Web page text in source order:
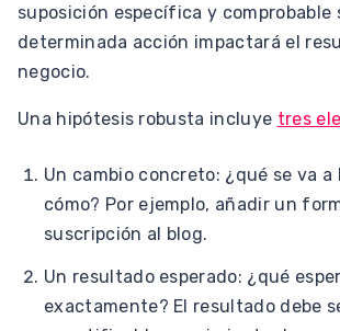
suposición específica y comprobable
determinada acción impactará el
negocio.
Una hipótesis robusta incluye tres
Un cambio concreto: ¿qué se va a
cómo? Por ejemplo, añadir un
suscripción al blog.
Un resultado esperado: ¿qué
exactamente? El resultado debe